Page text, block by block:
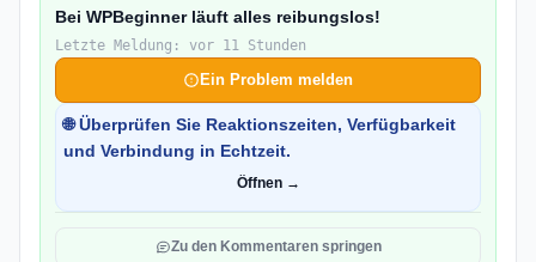
Bei WPBeginner läuft alles reibungslos!
Letzte Meldung: vor 11 Stunden
Ein Problem melden
🌐 Überprüfen Sie Reaktionszeiten, Verfügbarkeit
und Verbindung in Echtzeit.
Öffnen →
Zu den Kommentaren springen